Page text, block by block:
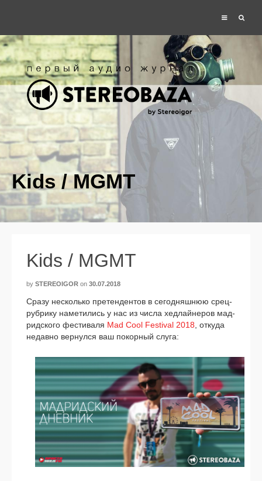
Kids / MGMT
Kids / MGMT
by STEREOIGOR on 30.07.2018
Сразу несколь­ко пре­тен­ден­тов в сего­дняш­нюю срец­
руб­ри­ку наме­ти­лись у нас из чис­ла хед­лай­не­ров мад­
рид­ско­го фести­ва­ля Mad Cool Festival 2018 , отку­да
недав­но вер­нул­ся ваш покор­ный слу­га: